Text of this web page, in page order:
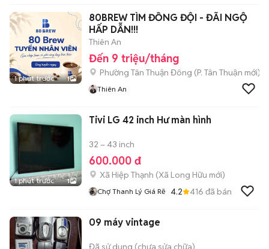
1 phút trước 1
80BREW TÌM ĐỒNG ĐỘI - ĐÃI NGỘ
HẤP DẪN!!!
Thiên An
Đến 9 triệu/tháng
Phường Tân Thuận Đông (P. Tân Thuận mới)
Thiên An
1 phút trước 1
Tivi LG 42 inch Hư màn hình
32 – 43 inch
600.000 đ
Xã Hiệp Thạnh (Xã Long Hữu mới)
Chợ Thanh Lý Giá Rẽ 4.2 416 đã bán
09 máy vintage
Đã sử dụng (chưa sửa chữa)